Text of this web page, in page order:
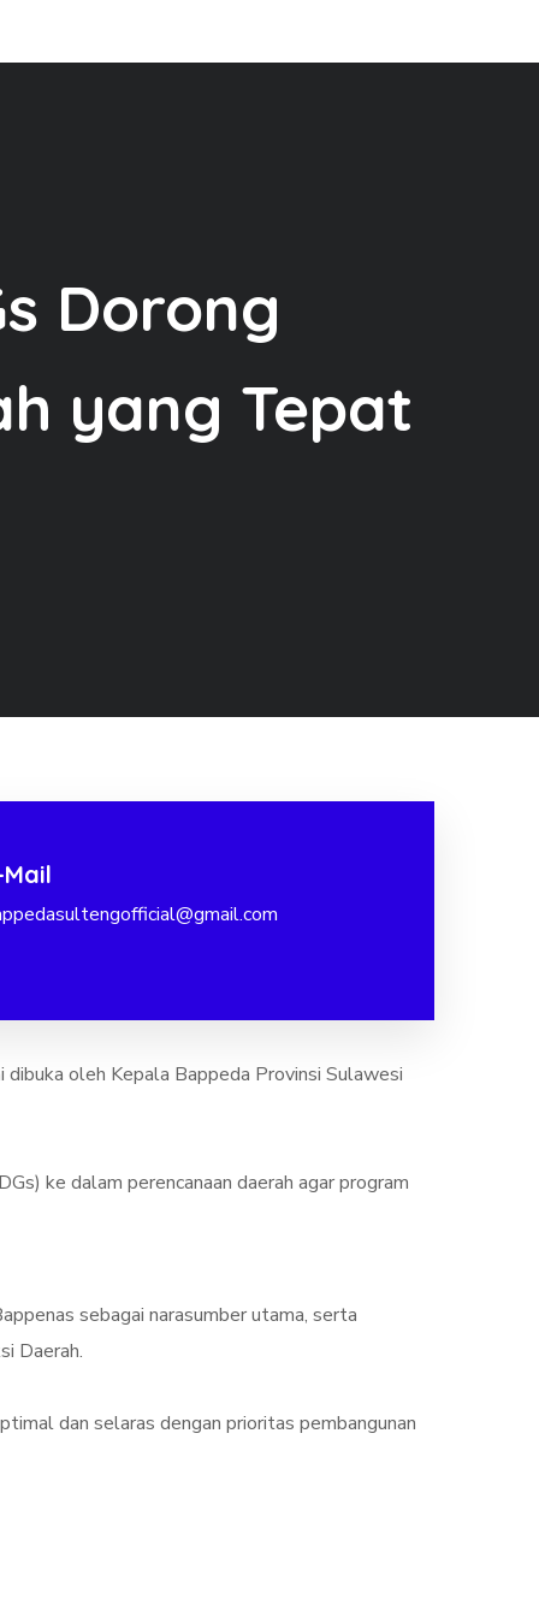
Dorong
yang Tepat
Mail
oleh Kepala Bappeda Provinsi Sulawesi
ke dalam perencanaan daerah agar program
sebagai narasumber utama, serta
Daerah.
dan selaras dengan prioritas pembangunan